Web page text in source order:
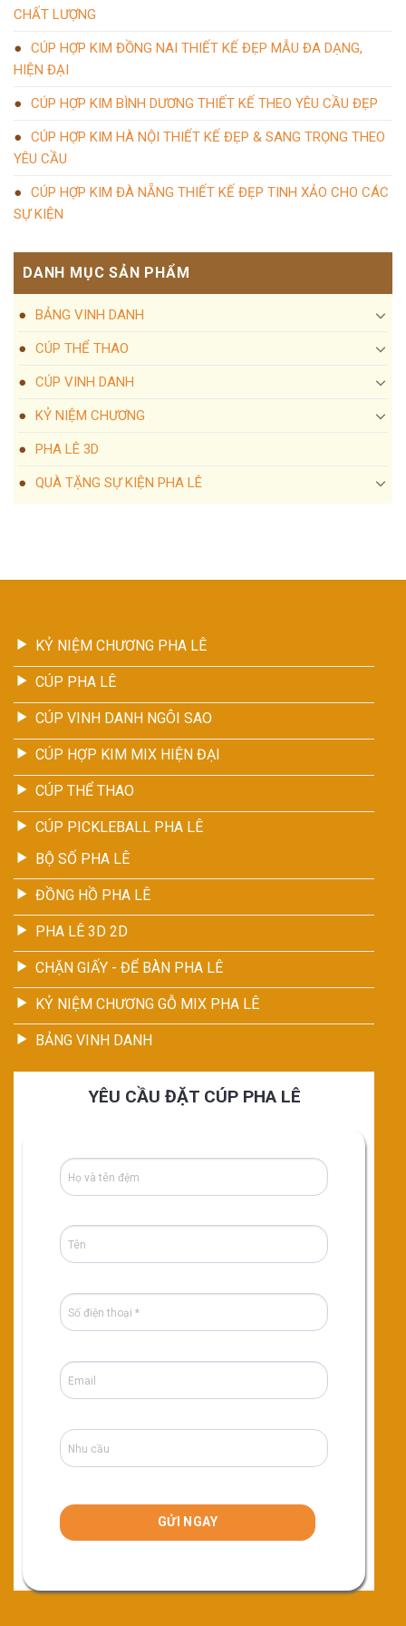
CHẤT LƯỢNG
CÚP HỢP KIM ĐỒNG NAI THIẾT KẾ ĐẸP MẪU ĐA DẠNG,
HIỆN ĐẠI
CÚP HỢP KIM BÌNH DƯƠNG THIẾT KẾ THEO YÊU CẦU ĐẸP
CÚP HỢP KIM HÀ NỘI THIẾT KẾ ĐẸP & SANG TRỌNG THEO
YÊU CẦU
CÚP HỢP KIM ĐÀ NẴNG THIẾT KẾ ĐẸP TINH XẢO CHO CÁC
SỰ KIỆN
DANH MỤC SẢN PHẨM
BẢNG VINH DANH
CÚP THỂ THAO
CÚP VINH DANH
KỶ NIỆM CHƯƠNG
PHA LÊ 3D
QUÀ TẶNG SỰ KIỆN PHA LÊ
KỶ NIỆM CHƯƠNG PHA LÊ
CÚP PHA LÊ
CÚP VINH DANH NGÔI SAO
CÚP HỢP KIM MIX HIỆN ĐẠI
CÚP THỂ THAO
CÚP PICKLEBALL PHA LÊ
BỘ SỐ PHA LÊ
ĐỒNG HỒ PHA LÊ
PHA LÊ 3D 2D
CHẶN GIẤY - ĐỂ BÀN PHA LÊ
KỶ NIỆM CHƯƠNG GỖ MIX PHA LÊ
BẢNG VINH DANH
YÊU CẦU ĐẶT CÚP PHA LÊ